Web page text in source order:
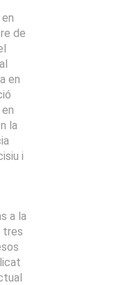
de
en
la
i
a la
tres